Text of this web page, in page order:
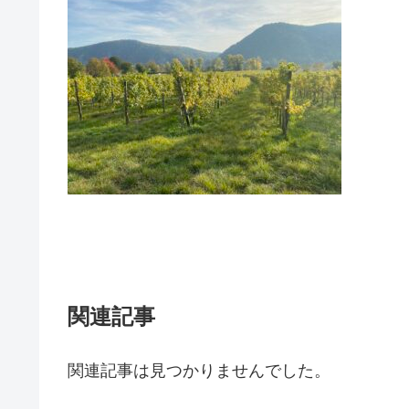
関連記事
関連記事は見つかりませんでした。